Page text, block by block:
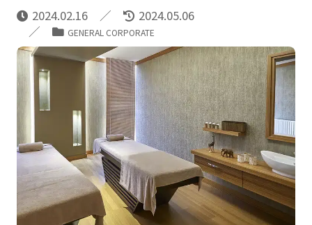
2024.02.16 2024.05.06
GENERAL CORPORATE